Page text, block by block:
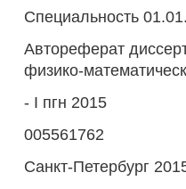
Специальность
Автореферат
физико-
- I пгн 2015
005561762
Санкт-Петербург